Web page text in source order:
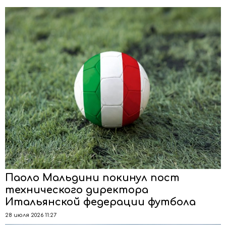
Паоло Мальдини покинул пост
технического директора
Итальянской федерации футбола
28 июля 2026 11:27